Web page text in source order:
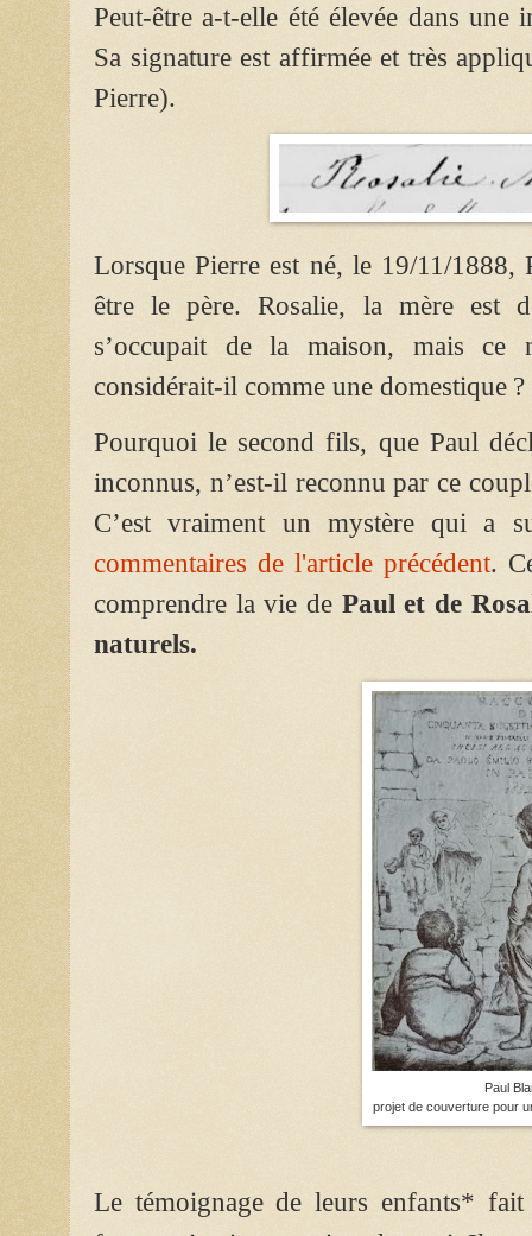
Peut-être a-t-elle été élevée dans une
Sa signature est affirmée et très
Pierre).
Lorsque Pierre est né, le 19/11/1888,
être le père. Rosalie, la mère est
s’occupait de la maison, mais ce
considérait-il comme une domestique ?
Pourquoi le second fils, que Paul
inconnus, n’est-il reconnu par ce
C’est vraiment un mystère qui a
commentaires de l'article précédent.
comprendre la vie de Paul et de
naturels.
Paul
projet de couverture pour
Le témoignage de leurs enfants*